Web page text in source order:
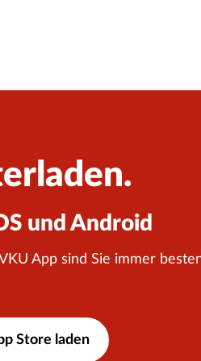
und Android
App sind Sie immer
Store laden